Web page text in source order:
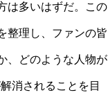
は多いはずだ。この
整理し、ファンの皆
、どのような人物が
消されることを目